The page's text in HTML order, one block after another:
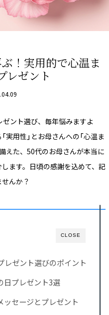
！実用的で心温ま
レゼント
ント選び、毎年悩みますよ
実用性」とお母さんへの「心温ま
えた、50代のお母さんが本当に
ます。日頃の感謝を込めて、記
んか？
CLOSE
レゼント選びのポイント
日プレゼント3選
セージとプレゼント